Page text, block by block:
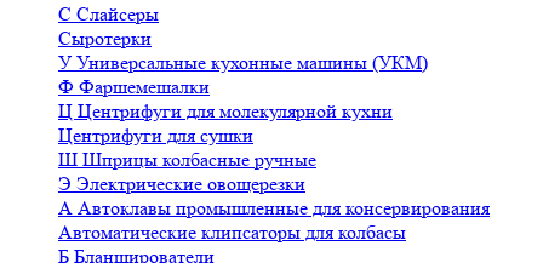
С Слайсеры
Сыротерки
У Универсальные кухонные машины (УКМ)
Ф Фаршемешалки
Ц Центрифуги для молекулярной кухни
Центрифуги для сушки
Ш Шприцы колбасные ручные
Э Электрические овощерезки
А Автоклавы промышленные для консервирования
Автоматические клипсаторы для колбасы
Б Бланширователи